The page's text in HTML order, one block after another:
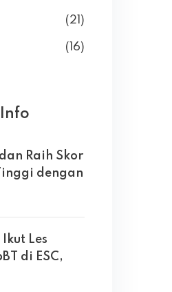
(21)
(16)
Raih Skor
dengan
Les
di ESC,